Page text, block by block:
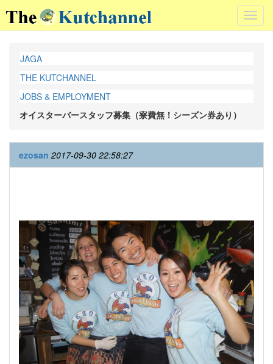
JAGA
THE KUTCHANNEL
JOBS & EMPLOYMENT
オイスターバースタッフ募集（寮費無！シーズン券あり）
ezosan 2017-09-30 22:58:27